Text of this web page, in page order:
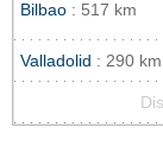
Bilbao : 517 km
Valladolid : 290 km